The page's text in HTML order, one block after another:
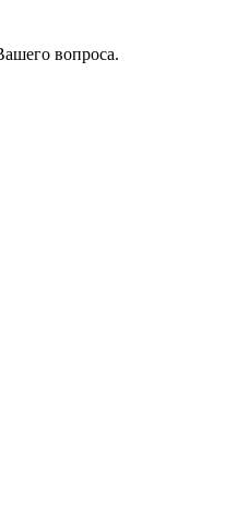
вопроса.